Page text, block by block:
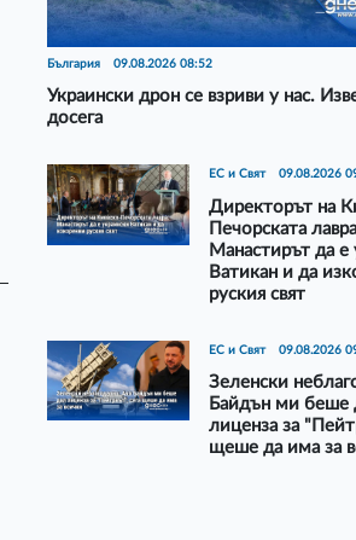
България 09.08.2026 08:52
Украински дрон се взриви у нас.
досега
ЕС и Свят 09.08.2026
Директорът на
Печорската
Манастирът да е
Ватикан и да
руския свят
ЕС и Свят 09.08.2026
Зеленски
Байдън ми беше
лиценза за
щеше да има за